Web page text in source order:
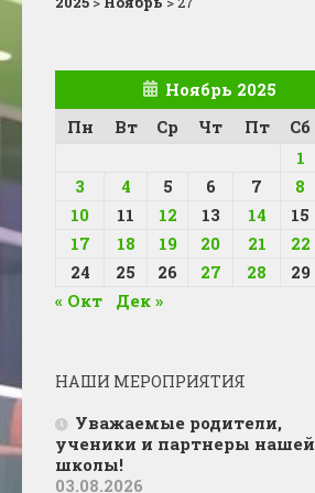
Ноябрь 2025
Пн
Вт Ср Чт Пт Сб
1
3
4 5 6 7 8
10
11 12 13 14 15
17
18 19 20 21 22
24
25 26 27 28 29
« Окт
Дек »
НАШИ МЕРОПРИЯТИЯ
Уважаемые родители,
ученики и партнеры нашей
школы!
03.08.2026